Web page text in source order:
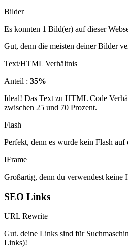
Bilder
Es konnten 1 Bild(er) auf dieser
Gut, denn die meisten deiner Bilder
Text/HTML Verhältnis
Anteil : 35%
Ideal! Das Text zu HTML Code
zwischen 25 und 70 Prozent.
Flash
Perfekt, denn es wurde kein Flash auf
IFrame
Großartig, denn du verwendest keine
SEO Links
URL Rewrite
Gut. deine Links sind für
Links)!